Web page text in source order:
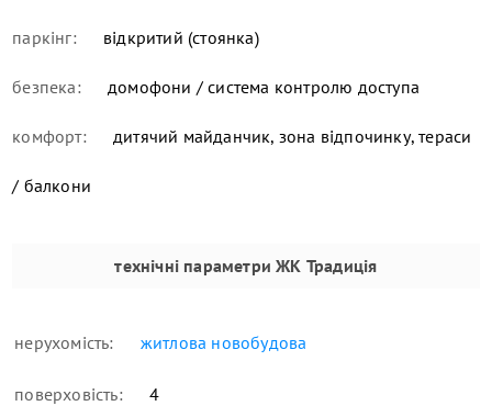
паркінг: відкритий (стоянка)
безпека: домофони / система контролю доступа
комфорт: дитячий майданчик, зона відпочинку, тераси
/ балкони
технічні параметри ЖК Традиція
нерухомість: житлова новобудова
поверховість: 4